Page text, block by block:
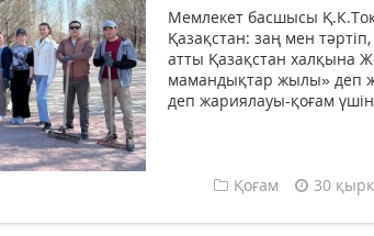
Мемлекет басшысы
Қазақстан: заң мен
атты Қазақстан
мамандықтар жылы» деп
деп жариялауы-қоғам
Қоғам 30